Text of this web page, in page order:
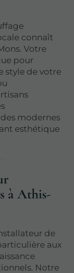
connaît
Votre
pour
style de votre
modernes
esthétique
à Athis-
de
aux
Notre